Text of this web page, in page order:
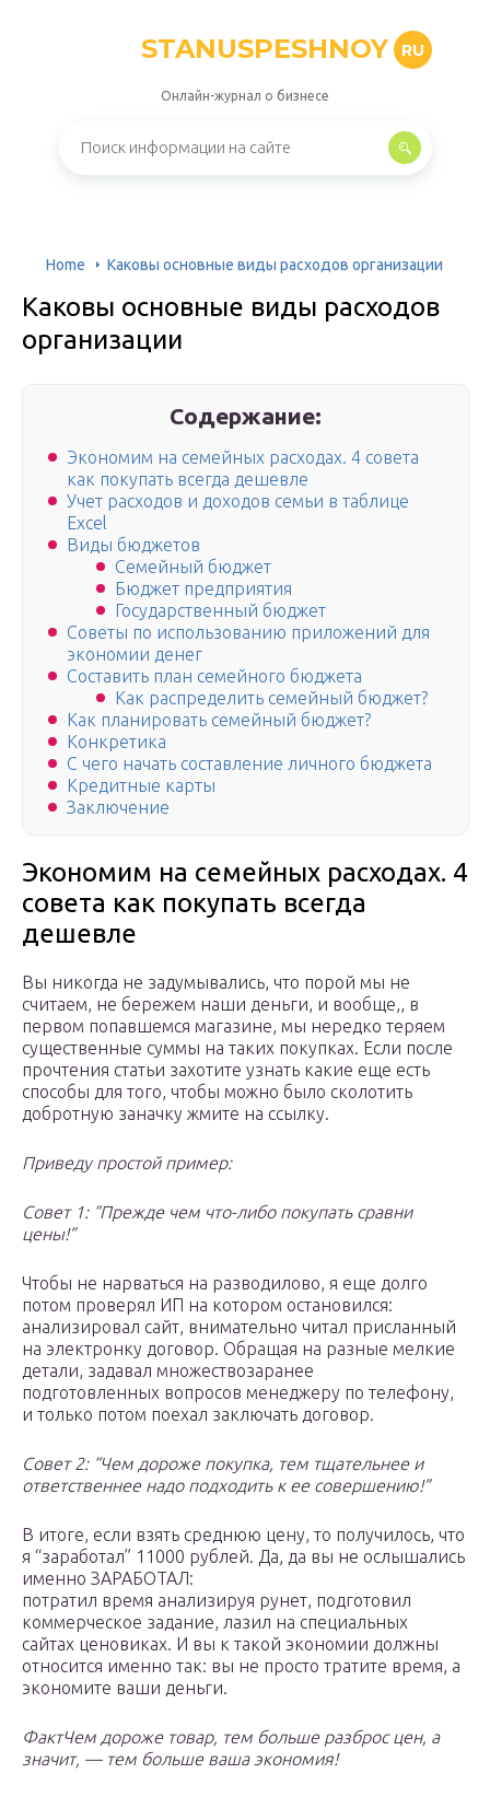
STANUSPESHNOY RU
Онлайн-журнал о бизнесе
Home Каковы основные виды расходов организации
Каковы основные виды расходов
организации
Содержание:
Экономим на семейных расходах. 4 совета
как покупать всегда дешевле
Учет расходов и доходов семьи в таблице
Excel
Виды бюджетов
Семейный бюджет
Бюджет предприятия
Государственный бюджет
Советы по использованию приложений для
экономии денег
Составить план семейного бюджета
Как распределить семейный бюджет?
Как планировать семейный бюджет?
Конкретика
С чего начать составление личного бюджета
Кредитные карты
Заключение
Экономим на семейных расходах. 4
совета как покупать всегда
дешевле
Вы никогда не задумывались, что порой мы не
считаем, не бережем наши деньги, и вообще,, в
первом попавшемся магазине, мы нередко теряем
существенные суммы на таких покупках. Если после
прочтения статьи захотите узнать какие еще есть
способы для того, чтобы можно было сколотить
добротную заначку жмите на ссылку.
Приведу простой пример:
Совет 1: “Прежде чем что-либо покупать сравни
цены!”
Чтобы не нарваться на разводилово, я еще долго
потом проверял ИП на котором остановился:
анализировал сайт, внимательно читал присланный
на электронку договор. Обращая на разные мелкие
детали, задавал множествозаранее
подготовленных вопросов менеджеру по телефону,
и только потом поехал заключать договор.
Совет 2: “Чем дороже покупка, тем тщательнее и
ответственнее надо подходить к ее совершению!”
В итоге, если взять среднюю цену, то получилось, что
я “заработал” 11000 рублей. Да, да вы не ослышались
именно ЗАРАБОТАЛ:
потратил время анализируя рунет, подготовил
коммерческое задание, лазил на специальных
сайтах ценовиках. И вы к такой экономии должны
относится именно так: вы не просто тратите время, а
экономите ваши деньги.
ФактЧем дороже товар, тем больше разброс цен, а
значит, —тем больше ваша экономия!